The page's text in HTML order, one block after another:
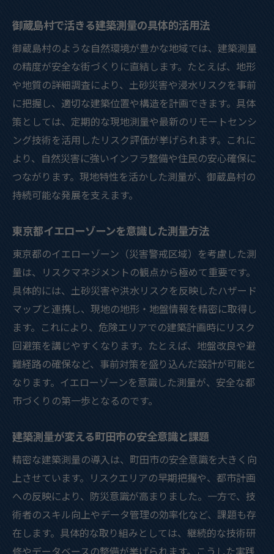
地盤マップを活用した効率的な建築計画術
東京地盤マップ活用の建築測量ポイント
建築測量で実現する地盤リスクの可視化
効率的な建築測量が地盤調査を強化する
地盤マップを基礎とした建築計画の進め方
測量データが支える安全な基礎設計の秘訣
最新技術を導入した建築測量事例の紹介
ハザードマップで読み解く安全な建築用地選び
ハザードマップと建築測量の連携ポイント
東京都ハザードマップの実用的な活用術
災害リスク回避に役立つ測量技術の重要性
多摩市の土砂災害警戒区域を踏まえた対応
ハザードマップが導く災害に強い街づくり
災害警戒区域を踏まえた測量データの重要性
災害警戒区域に強い建築測量のあり方
土砂災害警戒区域の現状把握と測量対応
測量データが担う災害リスクの可視化手法
建築測量で明らかになる土地の特性分析
災害リスク低減のための測量精度向上策
未来志向の建築測量で広がる安心な暮らし
未来志向の建築測量が切り拓く新しい街
持続可能な都市づくりを支える測量技術
建築測量による災害に強い暮らしの実現
測量データが拓く安心で安全な地域社会
御蔵島村で活きる建築測量の具体的活用法
御蔵島村のような自然環境が豊かな地域では、建築測量
の精度が安全な街づくりに直結します。たとえば、地形
や地質の詳細調査により、土砂災害や浸水リスクを事前
に把握し、適切な建築位置や構造を計画できます。具体
策としては、定期的な現地測量や最新のリモートセンシ
ング技術を活用したリスク評価が挙げられます。これに
より、自然災害に強いインフラ整備や住民の安心確保に
つながります。現地特性を活かした測量が、御蔵島村の
持続可能な発展を支えます。
東京都イエローゾーンを意識した測量方法
東京都のイエローゾーン（災害警戒区域）を考慮した測
量は、リスクマネジメントの観点から極めて重要です。
具体的には、土砂災害や洪水リスクを反映したハザード
マップと連携し、現地の地形・地盤情報を精密に取得し
ます。これにより、危険エリアでの建築計画時にリスク
回避策を講じやすくなります。たとえば、地盤改良や避
難経路の確保など、事前対策を盛り込んだ設計が可能と
なります。イエローゾーンを意識した測量が、安全な都
市づくりの第一歩となるのです。
建築測量が変える町田市の安全意識と課題
精密な建築測量の導入は、町田市の安全意識を大きく向
上させています。リスクエリアの早期把握や、都市計画
への反映により、防災意識が高まりました。一方で、技
術者のスキル向上やデータ管理の効率化など、課題も存
在します。具体的な取り組みとしては、継続的な技術研
修やデータベースの整備が挙げられます。こうした実践